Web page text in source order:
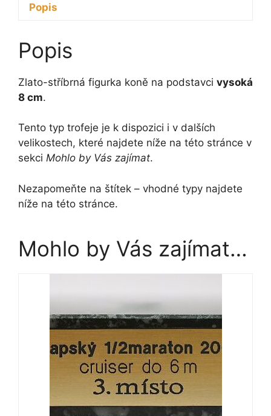
Popis
Popis
Zlato-stříbrná figurka koně na podstavci vysoká
8 cm.
Tento typ trofeje je k dispozici i v dalších
velikostech, které najdete níže na této stránce v
sekci Mohlo by Vás zajímat.
Nezapomeňte na štítek – vhodné typy najdete
níže na této stránce.
Mohlo by Vás zajímat…